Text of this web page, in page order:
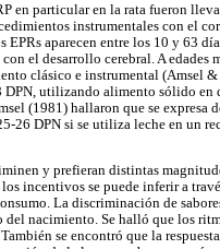
en particular en la rata fueron
instrumentales con el
aparecen entre los 10 y 63
el desarrollo cerebral. A edades
clásico e instrumental (Amsel
utilizando alimento sólido en
(1981) hallaron que se expresa
26 DPN si se utiliza leche en un
y prefieran distintas
incentivos se puede inferir a
La discriminación de
nacimiento. Se halló que los
se encontró que la